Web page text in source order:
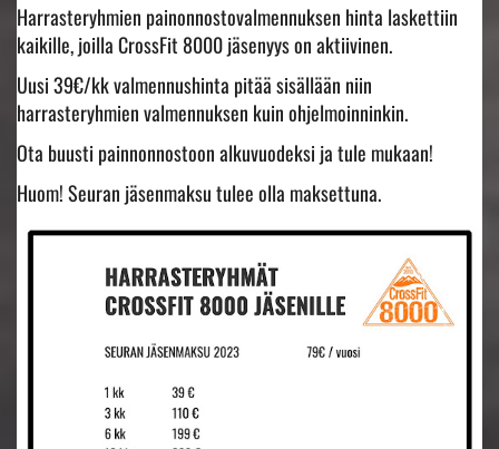
Harrasteryhmien painonnostovalmennuksen hinta laskettiin
kaikille, joilla CrossFit 8000 jäsenyys on aktiivinen.
Uusi 39€/kk valmennushinta pitää sisällään niin
harrasteryhmien valmennuksen kuin ohjelmoinninkin.
Ota buusti painnonnostoon alkuvuodeksi ja tule mukaan!
Huom! Seuran jäsenmaksu tulee olla maksettuna.